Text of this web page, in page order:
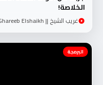
الخلاصة!
غريب الشيخ || Ghareeb Elshaikh
البرمجة